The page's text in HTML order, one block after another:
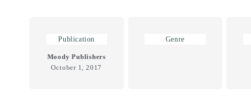
Publication
Moody Publishers
October 1, 2017
Genre